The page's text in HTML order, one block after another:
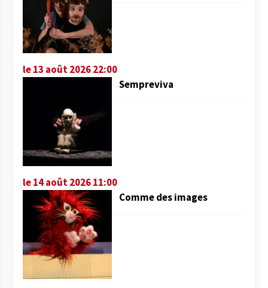
le 13 août 2026 22:00
Sempreviva
le 14 août 2026 11:00
Comme des images